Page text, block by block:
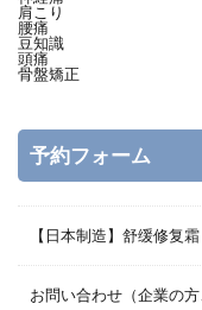
肩こり
腰痛
豆知識
頭痛
骨盤矯正
予約フォーム
【日本制造】舒缓修复
お問い合わせ（企業の方